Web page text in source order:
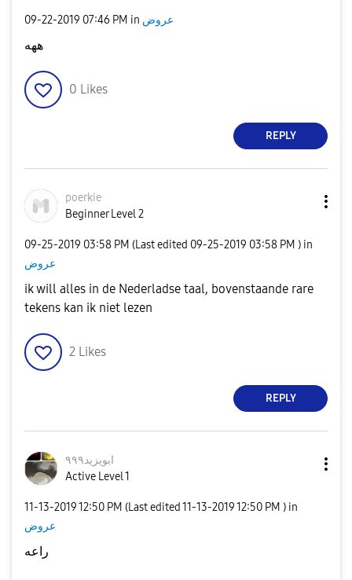
‎09-22-2019 07:46 PM in عروض
ههه
0 Likes
REPLY
poerkie
Beginner Level 2
‎09-25-2019 03:58 PM (Last edited ‎09-25-2019 03:58 PM ) in
عروض
ik will alles in de Nederladse taal, bovenstaande rare
tekens kan ik niet lezen
2 Likes
REPLY
ابويزيد٩٩٩
Active Level 1
‎11-13-201912:50 PM (Last edited ‎11-13-201912:50 PM ) in
عروض
راعه